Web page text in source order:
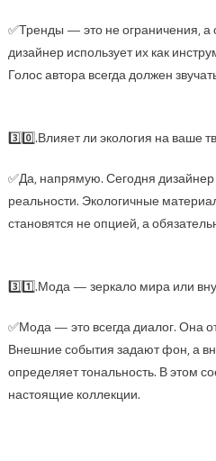
✅Тренды — это не ограничения,
дизайнер использует их как
Голос автора всегда должен
3️⃣0️⃣.Влияет ли экология на ваше
✅Да, напрямую. Сегодня
реальности. Экологичные
становятся не опцией, а
3️⃣1️⃣.Мода — зеркало мира или
✅Мода — это всегда диалог. Она
Внешние события задают фон, а
определяет тональность. В этом
настоящие коллекции.